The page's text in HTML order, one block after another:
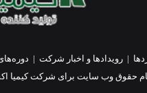
|رویدادها و اخبار شرکت |
حقوق وب سایت برای شرکت کیمیا